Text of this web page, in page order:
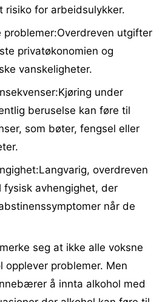
risiko for arbeidsulykker.
problemer:Overdreven utgifter
privatøkonomien og
vanskeligheter.
under
beruselse kan føre til
som bøter, fengsel eller
overdreven
avhengighet, der
når de
seg at ikke alle voksne
opplever problemer. Men
å innta alkohol med